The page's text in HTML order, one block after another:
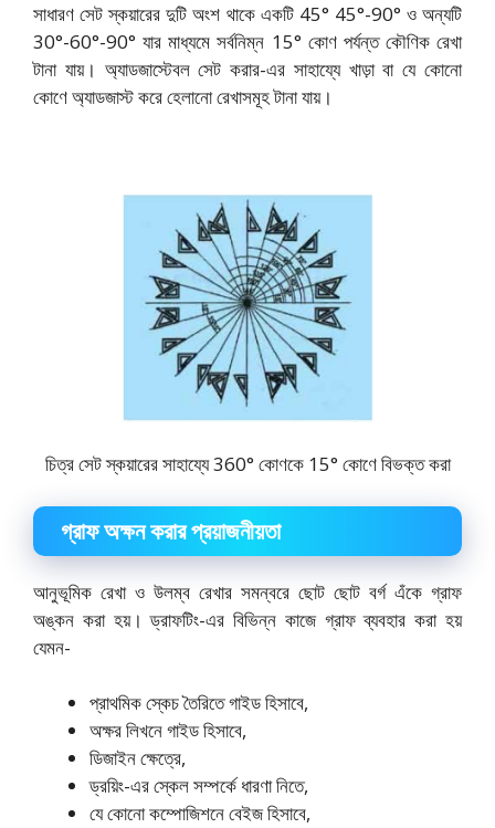
সাধারণ সেট স্কয়ারের দুটি অংশ থাকে একটি 45° 45°-90° ও অন্যটি
30°-60°-90° যার মাধ্যমে সর্বনিম্ন 15° কোণ পর্যন্ত কৌণিক রেখা
টানা যায়। অ্যাডজাস্টেবল সেট করার-এর সাহায্যে খাড়া বা যে কোনো
কোণে অ্যাডজাস্ট করে হেলানো রেখাসমূহ টানা যায়।
চিত্র সেট স্কয়ারের সাহায্যে 360° কোণকে 15° কোণে বিভক্ত করা
গ্রাফ অক্ষন করার প্রয়াজনীয়তা
আনুভূমিক রেখা ও উলম্ব রেখার সমন্বরে ছোট ছোট বর্গ এঁকে গ্রাফ
অঙ্কন করা হয়। ড্রাফটিং-এর বিভিন্ন কাজে গ্রাফ ব্যবহার করা হয়
যেমন-
প্রাথমিক স্কেচ তৈরিতে গাইড হিসাবে,
অক্ষর লিখনে গাইড হিসাবে,
ডিজাইন ক্ষেত্রে,
ড্রয়িং-এর স্কেল সম্পর্কে ধারণা নিতে,
যে কোনো কম্পোজিশনে বেইজ হিসাবে,